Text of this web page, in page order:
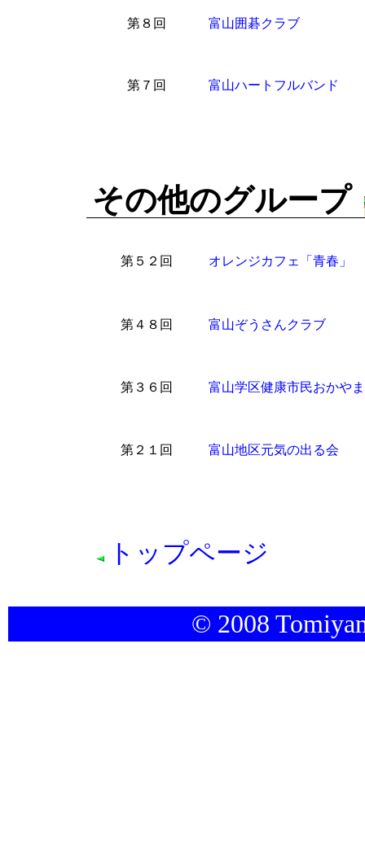
第８回 富山囲碁クラブ
第７回 富山ハートフルバンド
その他のグループ
第５２回 オレンジカフェ「青春」
第４８回 富山ぞうさんクラブ
第３６回 富山学区健康市民おかや
第２１回 富山地区元気の出る会
トップページ
© 2008